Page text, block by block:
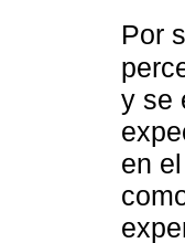
Por
y se
en